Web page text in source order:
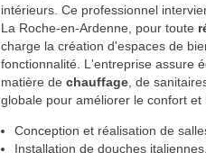
intérieurs. Ce professionnel
La Roche-en-Ardenne, pour toute
charge la création d'espaces de
fonctionnalité. L'entreprise assure
matière dechauffage , de
globale pour améliorer le confort
Conception et réalisation de
Installation de douches